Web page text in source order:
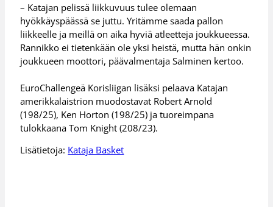
– Katajan pelissä liikkuvuus tulee olemaan
hyökkäyspäässä se juttu. Yritämme saada pallon
liikkeelle ja meillä on aika hyviä atleetteja joukkueessa.
Rannikko ei tietenkään ole yksi heistä, mutta hän onkin
joukkueen moottori, päävalmentaja Salminen kertoo.
EuroChallengeä Korisliigan lisäksi pelaava Katajan
amerikkalaistrion muodostavat Robert Arnold
(198/25), Ken Horton (198/25) ja tuoreimpana
tulokkaana Tom Knight (208/23).
Lisätietoja: Kataja Basket